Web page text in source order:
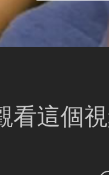
看這個